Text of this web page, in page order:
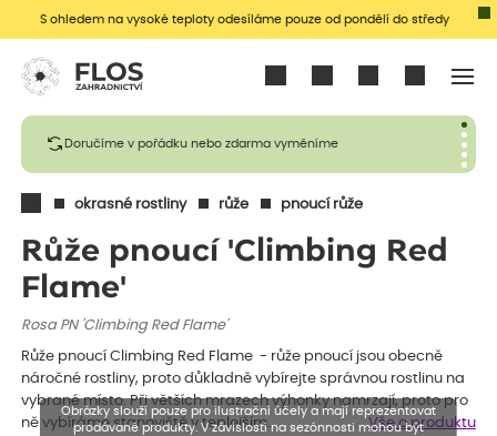
S ohledem na vysoké teploty odesíláme pouze od pondělí do středy
Doručíme v pořádku nebo zdarma vyměníme
okrasné rostliny růže pnoucí růže
Růže pnoucí 'Climbing Red
Flame'
Rosa PN 'Climbing Red Flame'
Růže pnoucí Climbing Red Flame - růže pnoucí jsou obecně
náročné rostliny, proto důkladně vybírejte správnou rostlinu na
vybrané místo. Při větších mrazech výhonky namrzají, proto pro
ně vybíráme stanoviště v teplejším…
Vše o produktu
Obrázky slouží pouze pro ilustrační účely a mají reprezentovat
prodávané produkty. V závislosti na sezónnosti mohou být